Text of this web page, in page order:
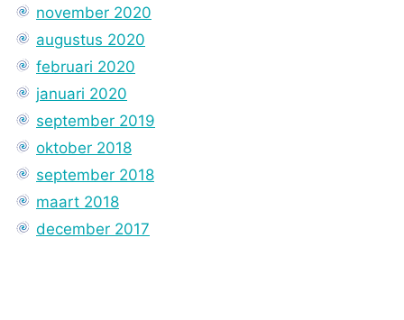
november 2020
augustus 2020
februari 2020
januari 2020
september 2019
oktober 2018
september 2018
maart 2018
december 2017